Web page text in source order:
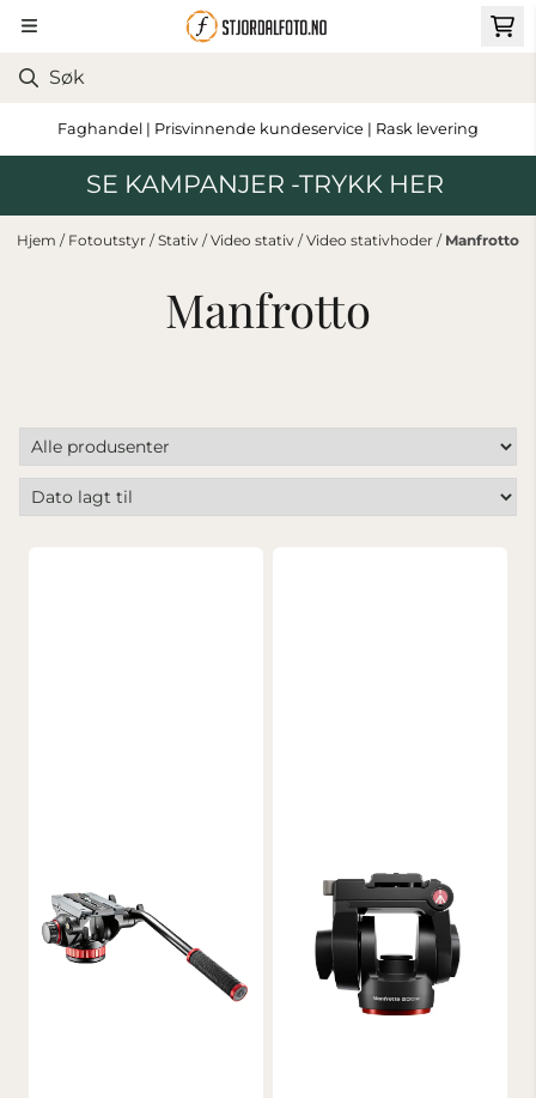
Hopp til innhold
Faghandel | Prisvinnende kundeservice | Rask levering
SE KAMPANJER -TRYKK HER
Hjem / Fotoutstyr /Stativ /Video stativ /Video stativhoder / Manfrotto
Manfrotto